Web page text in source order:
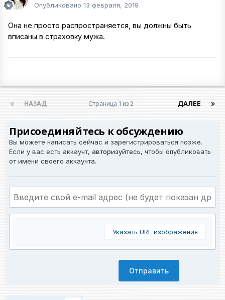
Опубликовано 13 февраля, 2019
Она не просто распространяется, вы должны быть
вписаны в страховку мужа.
НАЗАД ДАЛЕЕ
Страница 1 из 2
Присоединяйтесь к обсуждению
Вы можете написать сейчас и зарегистрироваться позже.
Если у вас есть аккаунт, авторизуйтесь, чтобы опубликовать
от имени своего аккаунта.
Указать URL изображения
Отправить